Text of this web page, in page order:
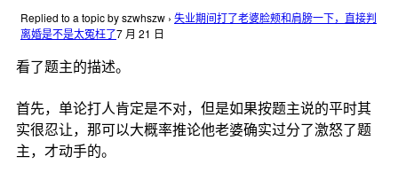
Replied to a topic by szwhszw › 失业期间打了老婆脸颊和肩膀一下，直接判
离婚是不是太冤枉了7 月 21 日
看了题主的描述。
首先，单论打人肯定是不对，但是如果按题主说的平时其
实很忍让，那可以大概率推论他老婆确实过分了激怒了题
主，才动手的。